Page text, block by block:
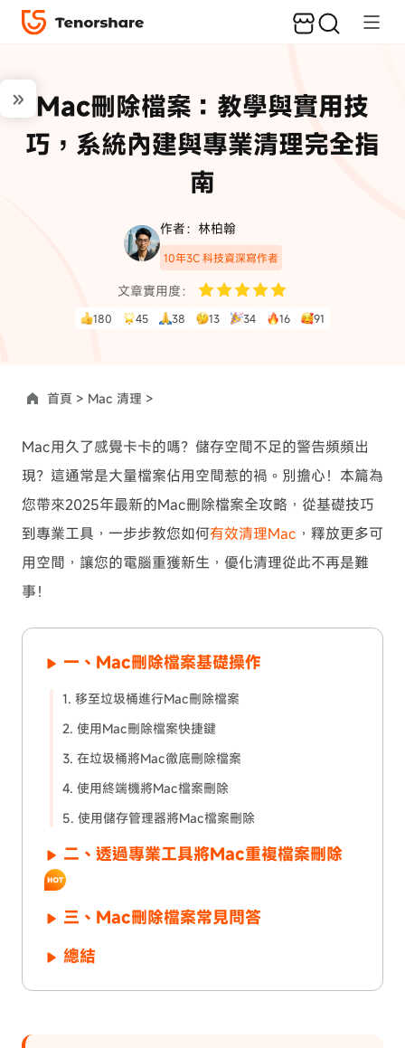
Mac刪除檔案：教學與實用技
巧，系統內建與專業清理完全指
南
作者：林柏翰
10年3C 科技資深寫作者
文章實用度：
180 45 38 13 34 16 91
首頁 > Mac 清理 >
Mac用久了感覺卡卡的嗎？儲存空間不足的警告頻頻出
現？這通常是大量檔案佔用空間惹的禍。別擔心！本篇為
您帶來2025年最新的Mac刪除檔案全攻略，從基礎技巧
到專業工具，一步步教您如何有效清理Mac ，釋放更多可
用空間，讓您的電腦重獲新生，優化清理從此不再是難
事！
一、Mac刪除檔案基礎操作
1. 移至垃圾桶進行Mac刪除檔案
2. 使用Mac刪除檔案快捷鍵
3. 在垃圾桶將Mac徹底刪除檔案
4. 使用終端機將Mac檔案刪除
5. 使用儲存管理器將Mac檔案刪除
二、透過專業工具將Mac重複檔案刪除
三、Mac刪除檔案常見問答
總結